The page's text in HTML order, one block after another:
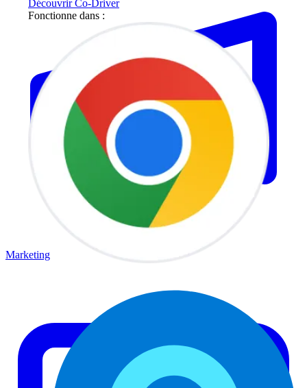
Découvrir Co-Driver
Fonctionne dans :
Marketing